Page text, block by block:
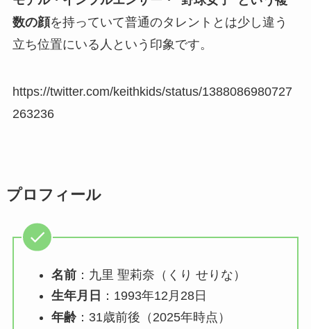
数の顔を持っていて普通のタレントとは少し違う
立ち位置にいる人という印象です。
https://twitter.com/keithkids/status/1388086980727
263236
プロフィール
名前：九里 聖莉奈（くり せりな）
生年月日 ：1993年12月28日
年齢：31歳前後（2025年時点）